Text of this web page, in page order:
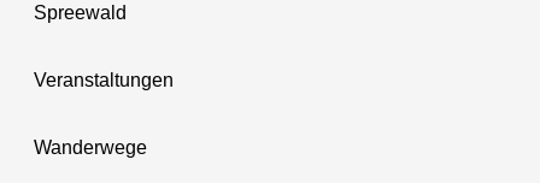
Spreewald
Veranstaltungen
Wanderwege